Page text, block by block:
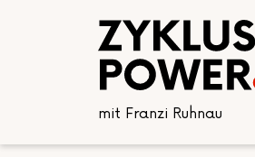
mit Franzi Ruhnau